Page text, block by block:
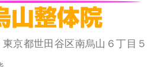
京都世田谷区南烏山６丁目５